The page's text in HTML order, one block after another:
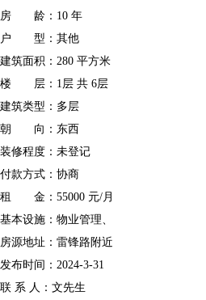
房 龄： 10 年
户 型： 其他
建筑面积： 280 平方米
楼 层： 1层 共 6层
建筑类型： 多层
朝 向： 东西
装修程度： 未登记
付款方式： 协商
租 金： 55000 元/月
基本设施： 物业管理、
房源地址： 雷锋路附近
发布时间： 2024-3-31
联 系 人： 文先生